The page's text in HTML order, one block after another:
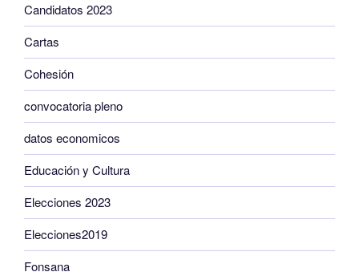
Candidatos 2023
Cartas
Cohesión
convocatoria pleno
datos economicos
Educación y Cultura
Elecciones 2023
Elecciones2019
Fonsana